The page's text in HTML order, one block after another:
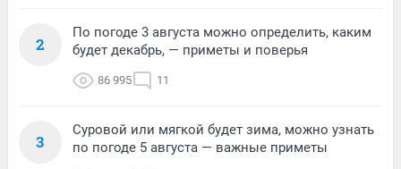
2
По погоде 3 августа можно определить, каким
будет декабрь, — приметы и поверья
86 995 11
3
Суровой или мягкой будет зима, можно узнать
по погоде 5 августа — важные приметы